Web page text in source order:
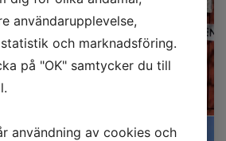
användarupplevelse,
och marknadsföring.
på "OK" samtycker du till
användning av cookies och